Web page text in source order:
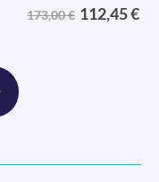
173,00 € 112,45€